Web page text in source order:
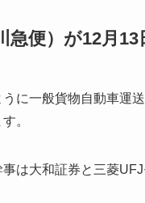
便）が12月13
に一般貨物自動車運
。
は大和証券と三菱